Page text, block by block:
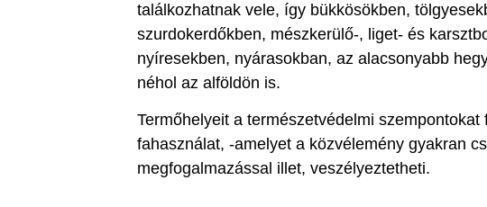
találkozhatnak vele, így bükkösökben,
szurdokerdőkben, mészkerülő-, liget- és
nyíresekben, nyárasokban, az alacsonyabb
néhol az alföldön is.
Termőhelyeit a természetvédelmi
fahasználat, -amelyet a közvélemény gyakran
megfogalmazással illet, veszélyeztetheti.